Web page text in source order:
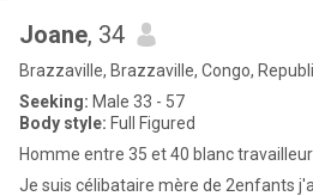
Joane, 34
Brazzaville, Brazzaville, Congo,
Seeking: Male 33 - 57
Body style: Full Figured
Homme entre 35 et 40 blanc travailleur
Je suis célibataire mère de 2enfants